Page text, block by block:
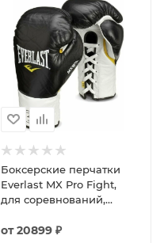
Боксерские перчатки
Everlast MX Pro Fight,
для соревнований,
от20899 ₽